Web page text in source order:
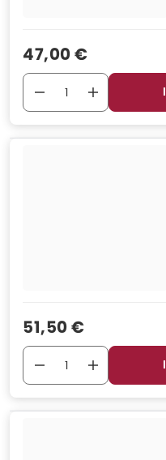
Verkaufspreis
47,00 €
Verkaufspreis
51,50 €